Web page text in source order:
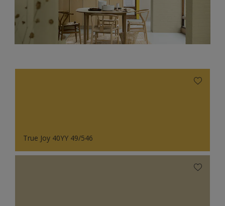
True Joy 40YY 49/546